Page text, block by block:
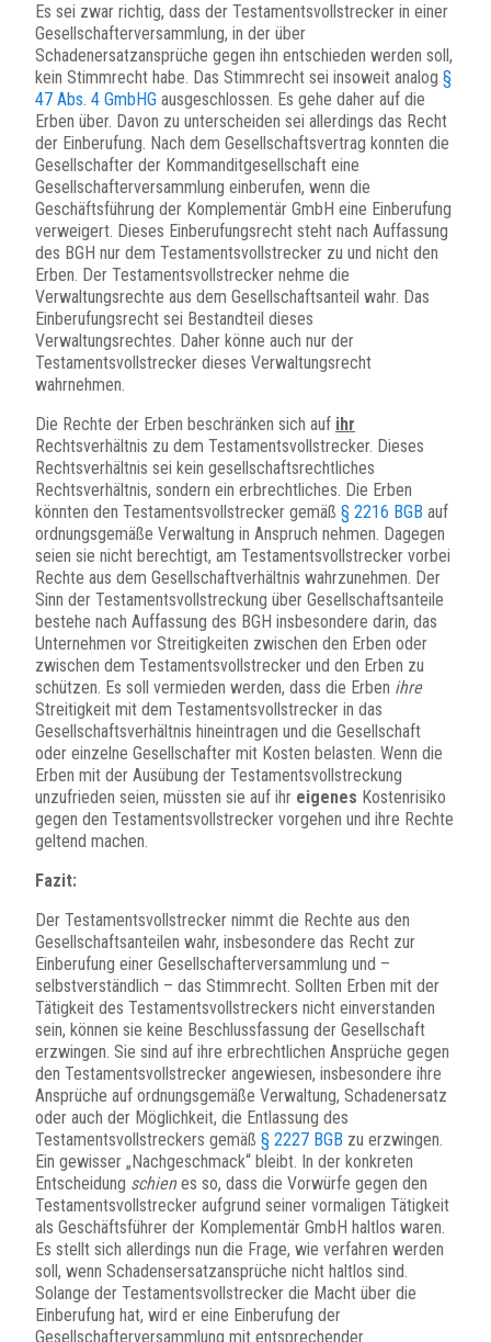
Es sei zwar richtig, dass der Testamentsvollstrecker in einer
Gesellschafterversammlung, in der über
Schadenersatzansprüche gegen ihn entschieden werden soll,
kein Stimmrecht habe. Das Stimmrecht sei insoweit analog §
47 Abs. 4 GmbHG ausgeschlossen. Es gehe daher auf die
Erben über. Davon zu unterscheiden sei allerdings das Recht
der Einberufung. Nach dem Gesellschaftsvertrag konnten die
Gesellschafter der Kommanditgesellschaft eine
Gesellschafterversammlung einberufen, wenn die
Geschäftsführung der Komplementär GmbH eine Einberufung
verweigert. Dieses Einberufungsrecht steht nach Auffassung
des BGH nur dem Testamentsvollstrecker zu und nicht den
Erben. Der Testamentsvollstrecker nehme die
Verwaltungsrechte aus dem Gesellschaftsanteil wahr. Das
Einberufungsrecht sei Bestandteil dieses
Verwaltungsrechtes. Daher könne auch nur der
Testamentsvollstrecker dieses Verwaltungsrecht
wahrnehmen.
Die Rechte der Erben beschränken sich auf ihr
Rechtsverhältnis zu dem Testamentsvollstrecker. Dieses
Rechtsverhältnis sei kein gesellschaftsrechtliches
Rechtsverhältnis, sondern ein erbrechtliches. Die Erben
könnten den Testamentsvollstrecker gemäß § 2216 BGB auf
ordnungsgemäße Verwaltung in Anspruch nehmen. Dagegen
seien sie nicht berechtigt, am Testamentsvollstrecker vorbei
Rechte aus dem Gesellschaftverhältnis wahrzunehmen. Der
Sinn der Testamentsvollstreckung über Gesellschaftsanteile
bestehe nach Auffassung des BGH insbesondere darin, das
Unternehmen vor Streitigkeiten zwischen den Erben oder
zwischen dem Testamentsvollstrecker und den Erben zu
schützen. Es soll vermieden werden, dass die Erben ihre
Streitigkeit mit dem Testamentsvollstrecker in das
Gesellschaftsverhältnis hineintragen und die Gesellschaft
oder einzelne Gesellschafter mit Kosten belasten. Wenn die
Erben mit der Ausübung der Testamentsvollstreckung
unzufrieden seien, müssten sie auf ihr eigenes Kostenrisiko
gegen den Testamentsvollstrecker vorgehen und ihre Rechte
geltend machen.
Fazit:
Der Testamentsvollstrecker nimmt die Rechte aus den
Gesellschaftsanteilen wahr, insbesondere das Recht zur
Einberufung einer Gesellschafterversammlung und –
selbstverständlich – das Stimmrecht. Sollten Erben mit der
Tätigkeit des Testamentsvollstreckers nicht einverstanden
sein, können sie keine Beschlussfassung der Gesellschaft
erzwingen. Sie sind auf ihre erbrechtlichen Ansprüche gegen
den Testamentsvollstrecker angewiesen, insbesondere ihre
Ansprüche auf ordnungsgemäße Verwaltung, Schadenersatz
oder auch der Möglichkeit, die Entlassung des
Testamentsvollstreckers gemäß § 2227 BGB zu erzwingen.
Ein gewisser „Nachgeschmack“ bleibt. In der konkreten
Entscheidung schienes so, dass die Vorwürfe gegen den
Testamentsvollstrecker aufgrund seiner vormaligen Tätigkeit
als Geschäftsführer der Komplementär GmbH haltlos waren.
Es stellt sich allerdings nun die Frage, wie verfahren werden
soll, wenn Schadensersatzansprüche nicht haltlos sind.
Solange der Testamentsvollstrecker die Macht über die
Einberufung hat, wird er eine Einberufung der
Gesellschafterversammlung mit entsprechender